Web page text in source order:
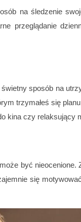
na śledzenie
przeglądanie
sposób na
trzymałeś się
kina czy relaksujący
być nieocenione.
się